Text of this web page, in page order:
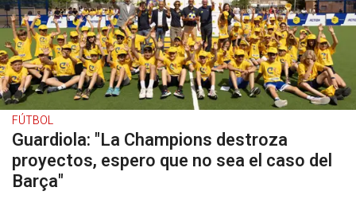
FÚTBOL
Guardiola: "La Champions destroza
proyectos, espero que no sea el caso del
Barça"